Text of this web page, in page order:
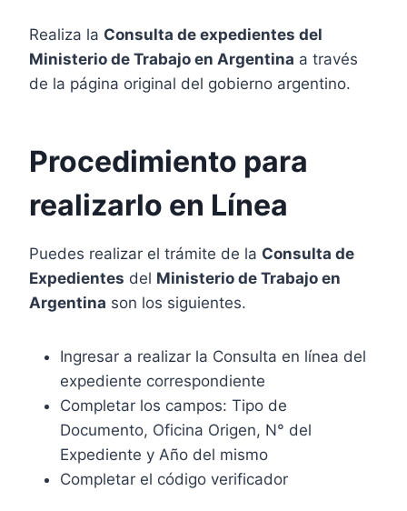
Realiza la Consulta de expedientes del
Ministerio de Trabajo en Argentina a través
de la página original del gobierno argentino.
Procedimiento para
realizarlo en Línea
Puedes realizar el trámite de la Consulta de
Expedientes del Ministerio de Trabajo en
Argentina son los siguientes.
Ingresar a realizar la Consulta en línea del
expediente correspondiente
Completar los campos: Tipo de
Documento, Oficina Origen, N° del
Expediente y Año del mismo
Completar el código verificador